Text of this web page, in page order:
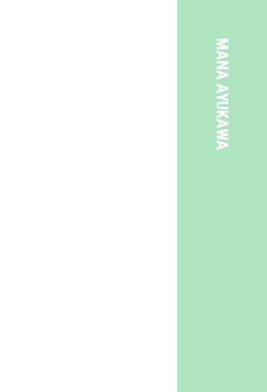
MANA AYUKAWA